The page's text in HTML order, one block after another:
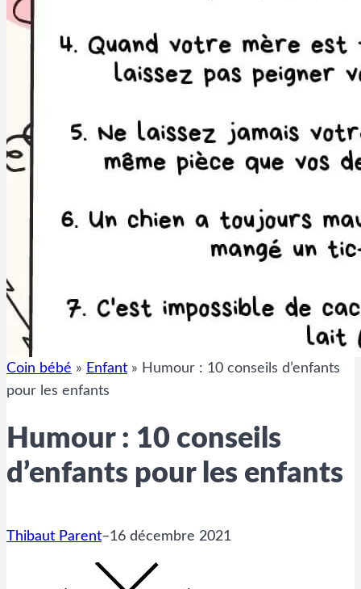
Coin bébé » Enfant » Humour : 10 conseils d’enfants
pour les enfants
Humour : 10 conseils
d’enfants pour les enfants
Thibaut Parent–16 décembre 2021